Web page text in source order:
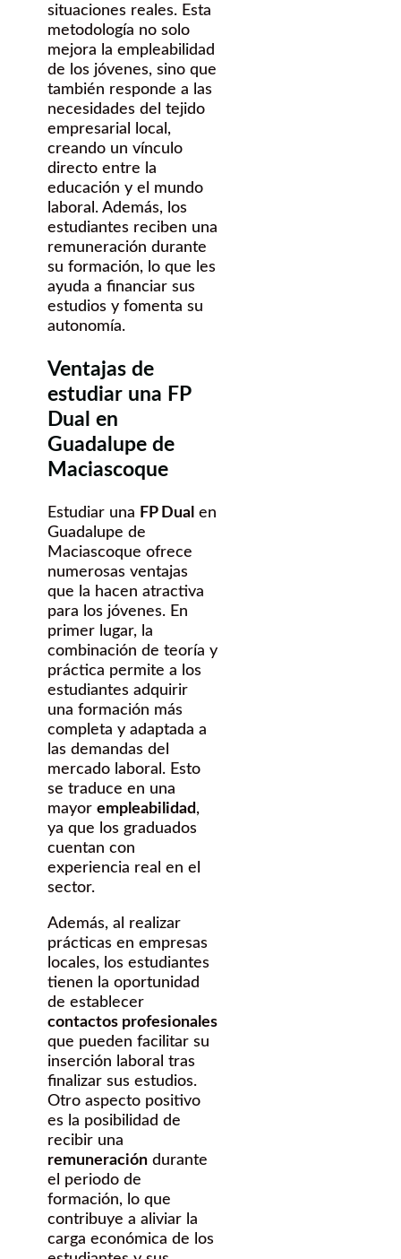
situaciones reales. Esta
metodología no solo
mejora la empleabilidad
de los jóvenes, sino que
también responde a las
necesidades del tejido
empresarial local,
creando un vínculo
directo entre la
educación y el mundo
laboral. Además, los
estudiantes reciben una
remuneración durante
su formación, lo que les
ayuda a financiar sus
estudios y fomenta su
autonomía.
Ventajas de
estudiar una FP
Dual en
Guadalupe de
Maciascoque
Estudiar una FP Dual en
Guadalupe de
Maciascoque ofrece
numerosas ventajas
que la hacen atractiva
para los jóvenes. En
primer lugar, la
combinación de teoría y
práctica permite a los
estudiantes adquirir
una formación más
completa y adaptada a
las demandas del
mercado laboral. Esto
se traduce en una
mayor empleabilidad,
ya que los graduados
cuentan con
experiencia real en el
sector.
Además, al realizar
prácticas en empresas
locales, los estudiantes
tienen la oportunidad
de establecer
contactos profesionales
que pueden facilitar su
inserción laboral tras
finalizar sus estudios.
Otro aspecto positivo
es la posibilidad de
recibir una
remuneración durante
el periodo de
formación, lo que
contribuye a aliviar la
carga económica de los